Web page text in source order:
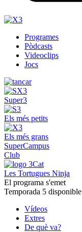
Programes
Pòdcasts
Videoclips
Jocs
Super3
Els més petits
Els més grans
SuperCampus
Club
Les Tortugues Ninja
El programa s'emet
Temporada 5 disponible
Vídeos
Extres
De què va?